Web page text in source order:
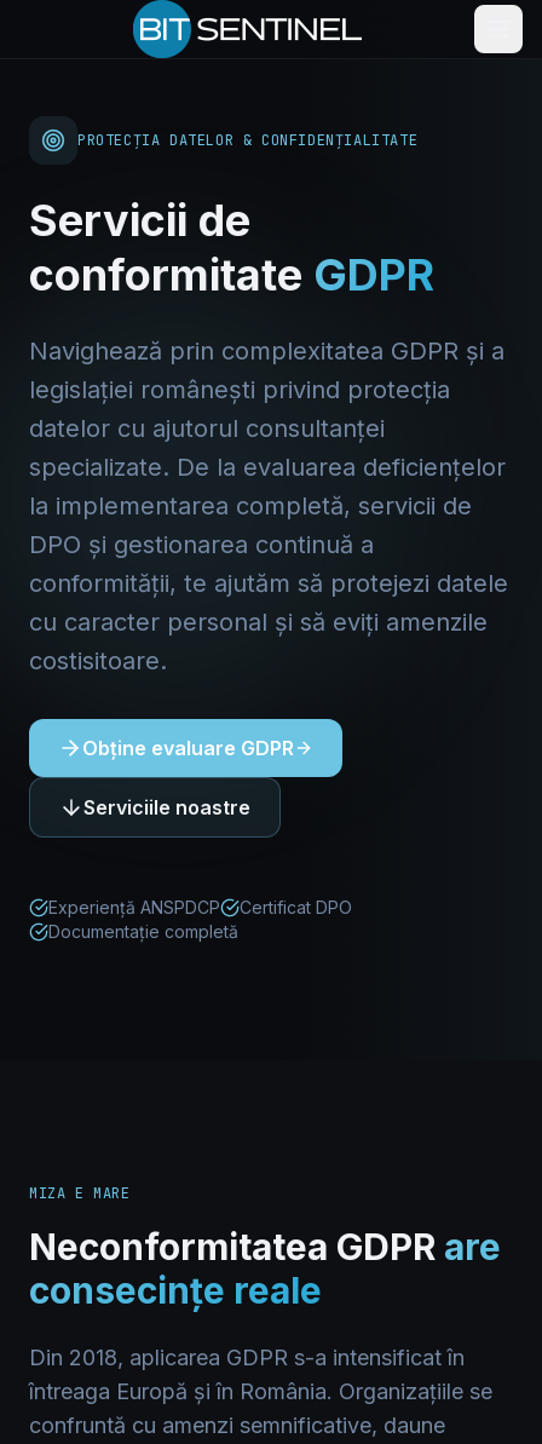
PROTECȚIA DATELOR & CONFIDENȚIALITATE
Servicii de
conformitate GDPR
Navighează prin complexitatea GDPR și a
legislației românești privind protecția
datelor cu ajutorul consultanței
specializate. De la evaluarea deficiențelor
la implementarea completă, servicii de
DPO și gestionarea continuă a
conformității, te ajutăm să protejezi datele
cu caracter personal și să eviți amenzile
costisitoare.
Obține evaluare GDPR
Serviciile noastre
Experiență ANSPDCP
Certificat DPO
Documentație completă
MIZA E MARE
Neconformitatea GDPR are
consecințe reale
Din 2018, aplicarea GDPR s-a intensificat în
întreaga Europă și în România. Organizațiile se
confruntă cu amenzi semnificative, daune